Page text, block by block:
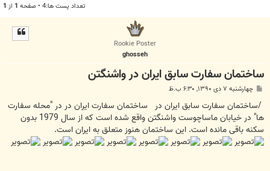
تعداد پست ها:4 • صفحه 1 از 1
Rookie Poster
ghosseh
ساختمان سفارت سابق ایران در واشنگتن
س
ت
چهارشنبه ۷ دی ۱۳۹۰, ۶:۳۰ ب.ظ
/ساختمان سفارت سابق ایران در ساختمان سفارت ایران در در "محله سفارت
ها" در خیابان ماساچوست واشنگتن واقع شده است که از سال 1979 بدون
سکنه باقی مانده است. این ساختمان هنوز متعلق به ایران است.